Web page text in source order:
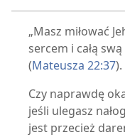
„Masz miłować
sercem i całą
(Mateusza 22:37).
Czy naprawdę
jeśli ulegasz
jest przecież